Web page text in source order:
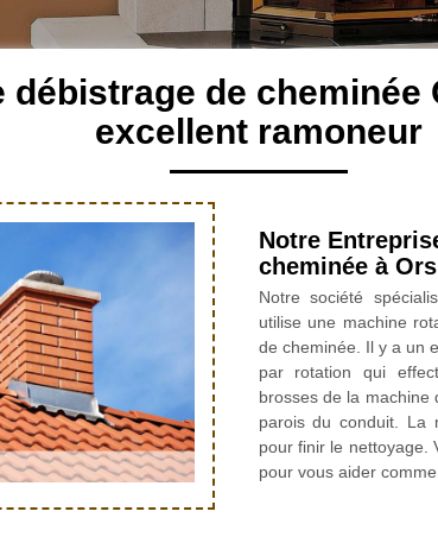
débistrage de cheminée
excellent ramoneur
Notre
cheminée à
Notre société
utilise une machine
de cheminée. Il y a un
par rotation qui
brosses de la machine
parois du conduit. La
pour finir le nettoyage.
pour vous aider comme